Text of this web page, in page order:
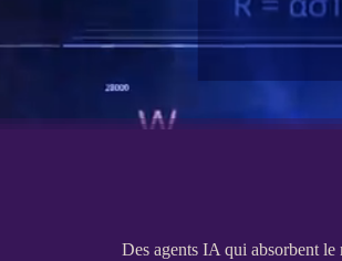
Des agents IA qui absorbent